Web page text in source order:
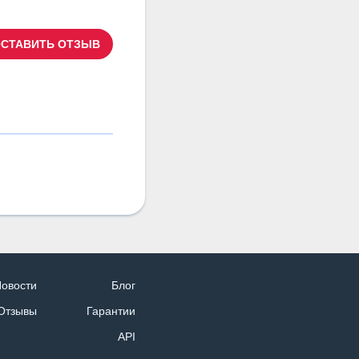
ОТЗЫВ
Блог
Гарантии
API